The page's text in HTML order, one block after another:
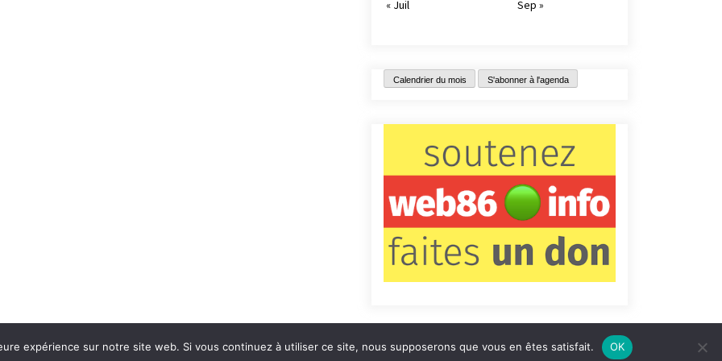
« Juil
Sep »
Calendrier du mois S'abonner à l'agenda
Contact Qui sommes-nous ? Informations légales
expérience sur notre site web. Si vous continuez à utiliser ce site, nous supposerons que vous en êtes satisfait. OK